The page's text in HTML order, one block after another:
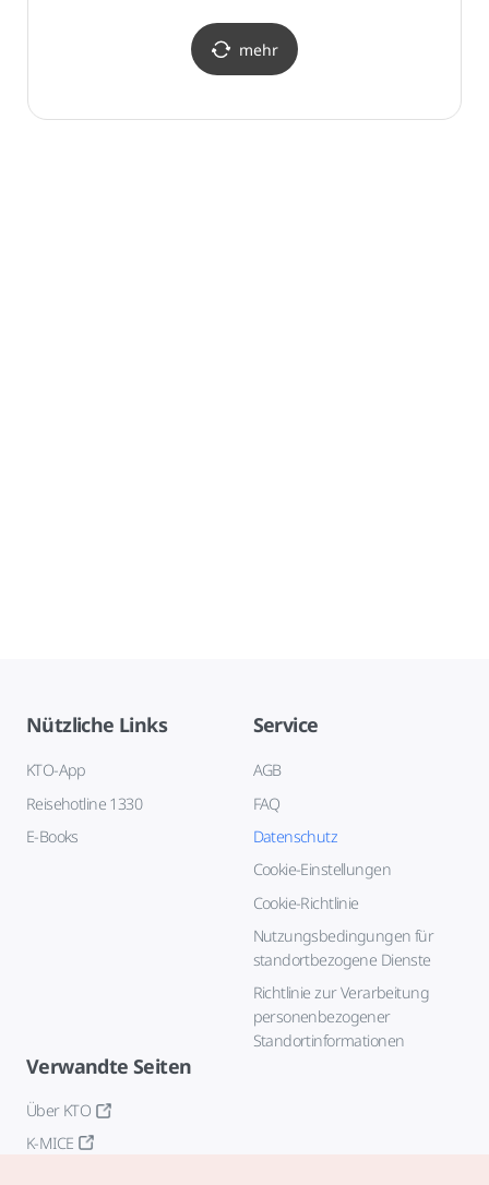
mehr
Nützliche Links
KTO-App
Reisehotline 1330
E-Books
Service
AGB
FAQ
Datenschutz
Cookie-Einstellungen
Cookie-Richtlinie
Nutzungsbedingungen für
standortbezogene Dienste
Richtlinie zur Verarbeitung
personenbezogener
Standortinformationen
Verwandte Seiten
Über KTO
K-MICE